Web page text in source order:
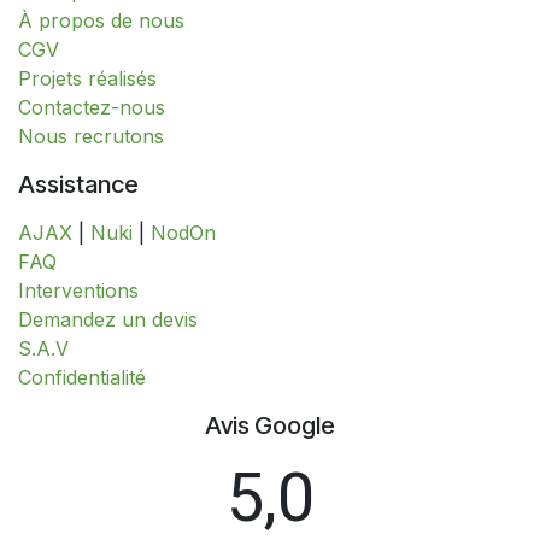
À propos de nous
CGV
Projets réalisés
Contactez-nous
Nous recrutons
Assistance
AJAX Nuki
NodOn
FAQ
Interventions
​​​​​​​​​​​​​​​​​​​​​​​​​D​​e​m​a​n​d​e​z​ ​u​n​ ​d​e​v​i​s
S.A.V
​​​​​​​​​​​​​​Confidentialité​​​​​​​​​​​​​​
Avis Google
5,0